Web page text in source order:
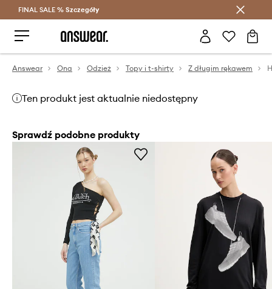
Oszczędzaj z Answear Club >
FINAL SALE % Szczegóły
Answear Ona Odzież Topy i t-shirty Z długim rękawem
Ten produkt jest aktualnie niedostępny
Sprawdź podobne produkty